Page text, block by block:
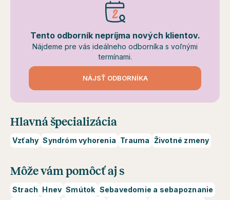
Tento odborník nepríjma nových klientov.
Nájdeme pre vás ideálneho odborníka s voľnými
termínami.
NÁJSŤ ODBORNÍKA
Hlavná špecializácia
Vzťahy Syndróm vyhorenia Trauma Životné zmeny
Môže vám pomôcť aj s
Strach Hnev Smútok Sebavedomie a sebapoznanie